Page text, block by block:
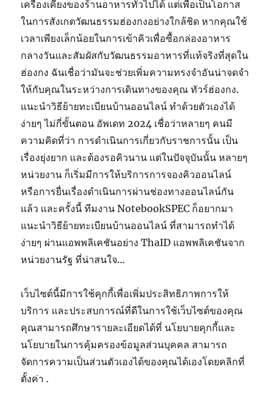
เครื่องเคียงของร้านอาหารทั่วไปได้ แต่เพื่อเป็นโอกาส
ในการสังเกตวัฒนธรรมฮ่องกงอย่างใกล้ชิด หากคุณใช้
เวลาเพียงเล็กน้อยในการเข้าคิวเพื่อซื้อกล่องอาหาร
กลางวันและสัมผัสกับวัฒนธรรมอาหารที่แท้จริงที่สุดใน
ฮ่องกง ฉันเชื่อว่ามันจะช่วยเพิ่มความทรงจำอันน่าจดจำ
ให้กับคุณในระหว่างการเดินทางของคุณ ทัวร์ฮ่องกง.
แนะนำวิธีย้ายทะเบียนบ้านออนไลน์ ทำด้วยตัวเองได้
ง่ายๆ ไม่กี่ขั้นตอน อัพเดท 2024 เชื่อว่าหลายๆ คนมี
ความคิดที่ว่า การดำเนินการเกี่ยวกับราชการนั้น เป็น
เรื่องยุ่งยาก และต้องรอคิวนาน แต่ในปัจจุบันนั้น หลายๆ
หน่วยงาน ก็เริ่มมีการให้บริการการจองคิวออนไลน์
หรือการยื่นเรื่องดำเนินการผ่านช่องทางออนไลน์กัน
แล้ว และครั้งนี้ ทีมงาน NotebookSPEC ก็อยากมา
แนะนำวิธีย้ายทะเบียนบ้านออนไลน์ ที่สามารถทำได้
ง่ายๆ ผ่านแอพพลิเคชันอย่าง ThaID แอพพลิเคชันจาก
หน่วยงานรัฐ ที่น่าสนใจ…
เว็บไซต์นี้มีการใช้คุกกี้เพื่อเพิ่มประสิทธิภาพการให้
บริการ และประสบการณ์ที่ดีในการใช้เว็บไซต์ของคุณ
คุณสามารถศึกษารายละเอียดได้ที่ นโยบายคุกกี้และ
นโยบายในการคุ้มครองข้อมูลส่วนบุคคล สามารถ
จัดการความเป็นส่วนตัวเองได้ของคุณได้เองโดยคลิกที่
ตั้งค่า .